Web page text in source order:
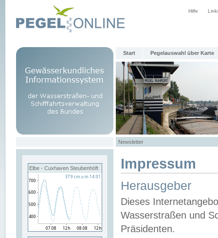
Hilfe
Start Pegelauswahl über Karte
Newsletter
Elbe - Cuxhaven Steubenhöft Impressum
Herausgeber
Dieses
Wasserstraßen und
Präsidenten.